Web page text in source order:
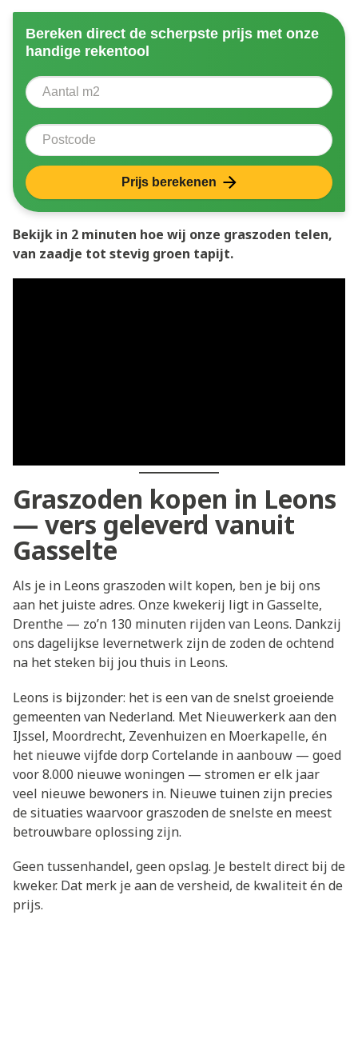
Bereken direct de scherpste prijs met onze
handige rekentool
Aantal vierkante meter
Postcode
Prijs berekenen
Bekijk in 2 minuten hoe wij onze graszoden telen,
van zaadje tot stevig groen tapijt.
Graszoden kopen in Leons
— vers geleverd vanuit
Gasselte
Als je in Leons graszoden wilt kopen, ben je bij ons
aan het juiste adres. Onze kwekerij ligt in Gasselte,
Drenthe — zo’n 130 minuten rijden van Leons. Dankzij
ons dagelijkse levernetwerk zijn de zoden de ochtend
na het steken bij jou thuis in Leons.
Leons is bijzonder: het is een van de snelst groeiende
gemeenten van Nederland. Met Nieuwerkerk aan den
IJssel, Moordrecht, Zevenhuizen en Moerkapelle, én
het nieuwe vijfde dorp Cortelande in aanbouw — goed
voor 8.000 nieuwe woningen — stromen er elk jaar
veel nieuwe bewoners in. Nieuwe tuinen zijn precies
de situaties waarvoor graszoden de snelste en meest
betrouwbare oplossing zijn.
Geen tussenhandel, geen opslag. Je bestelt direct bij de
kweker. Dat merk je aan de versheid, de kwaliteit én de
prijs.